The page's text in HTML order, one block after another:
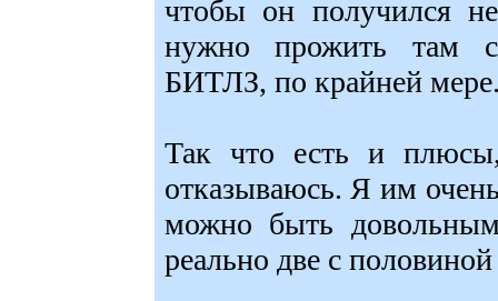
чтобы он получился
нужно прожить там
БИТЛЗ, по крайней
Так что есть и
отказываюсь. Я им
можно быть
реально две с